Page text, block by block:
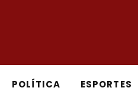
POLÍTICA ESPORTES